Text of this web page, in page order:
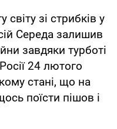
зі стрибків у
Середа залишив
завдяки турботі
24 лютого
стані, що на
поїсти пішов і